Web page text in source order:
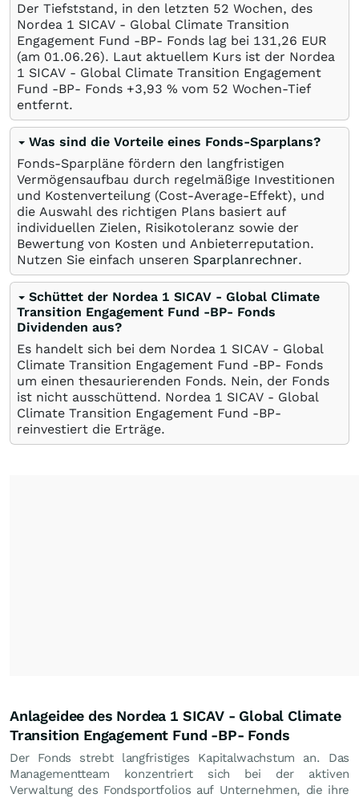
Der Tiefststand, in den letzten 52 Wochen, des
Nordea 1 SICAV - Global Climate Transition
Engagement Fund -BP- Fonds lag bei 131,26 EUR
(am 01.06.26). Laut aktuellem Kurs ist der Nordea
1 SICAV - Global Climate Transition Engagement
Fund -BP- Fonds +3,93 % vom 52 Wochen-Tief
entfernt.
Was sind die Vorteile eines Fonds-Sparplans?
Fonds-Sparpläne fördern den langfristigen
Vermögensaufbau durch regelmäßige Investitionen
und Kostenverteilung (Cost-Average-Effekt), und
die Auswahl des richtigen Plans basiert auf
individuellen Zielen, Risikotoleranz sowie der
Bewertung von Kosten und Anbieterreputation.
Nutzen Sie einfach unseren Sparplanrechner.
Schüttet der Nordea 1 SICAV - Global Climate
Transition Engagement Fund -BP- Fonds
Dividenden aus?
Es handelt sich bei dem Nordea 1 SICAV - Global
Climate Transition Engagement Fund -BP- Fonds
um einen thesaurierenden Fonds. Nein, der Fonds
ist nicht ausschüttend. Nordea 1 SICAV - Global
Climate Transition Engagement Fund -BP-
reinvestiert die Erträge.
Anlageidee des Nordea 1 SICAV - Global Climate
Transition Engagement Fund -BP- Fonds
Der Fonds strebt langfristiges Kapitalwachstum an. Das
Managementteam konzentriert sich bei der aktiven
Verwaltung des Fondsportfolios auf Unternehmen, die ihre